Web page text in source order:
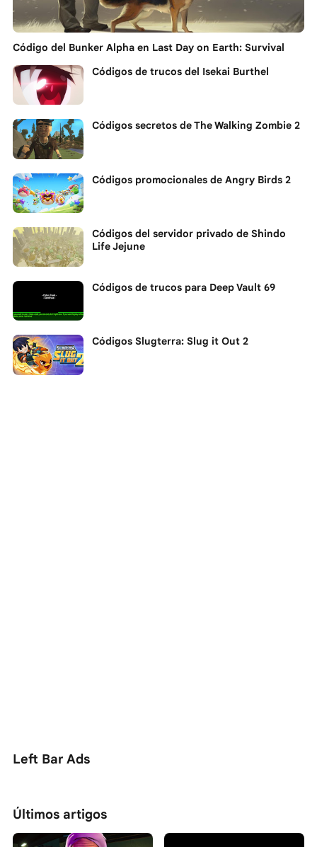
Código del Bunker Alpha en Last Day on Earth: Survival
Códigos de trucos del Isekai Burthel
Códigos secretos de The Walking Zombie 2
Códigos promocionales de Angry Birds 2
Códigos del servidor privado de Shindo
Life Jejune
Códigos de trucos para Deep Vault 69
Códigos Slugterra: Slug it Out 2
Left Bar Ads
Últimos artigos